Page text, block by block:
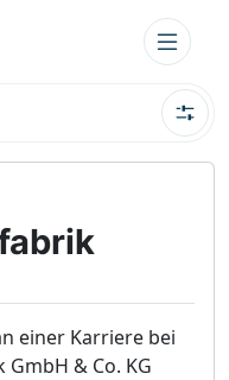
einer Karriere bei
& Co. KG